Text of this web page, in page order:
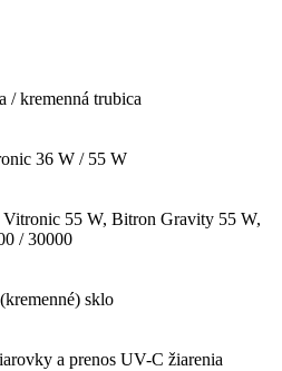
/ kremenná trubica
36 W / 55 W
55 W, Bitron Gravity 55 W,
/ 30000
sklo
a prenos UV-C žiarenia